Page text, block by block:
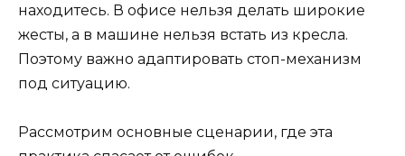
находитесь. В офисе нельзя делать широкие
жесты, а в машине нельзя встать из кресла.
Поэтому важно адаптировать стоп-механизм
под ситуацию.
Рассмотрим основные сценарии, где эта